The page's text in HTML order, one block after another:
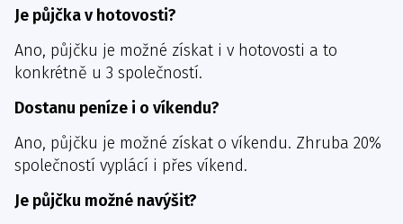
Je půjčka v hotovosti?
Ano, půjčku je možné získat i v hotovosti a to
konkrétně u 3 společností.
Dostanu peníze i o víkendu?
Ano, půjčku je možné získat o víkendu. Zhruba 20%
společností vyplácí i přes víkend.
Je půjčku možné navýšit?